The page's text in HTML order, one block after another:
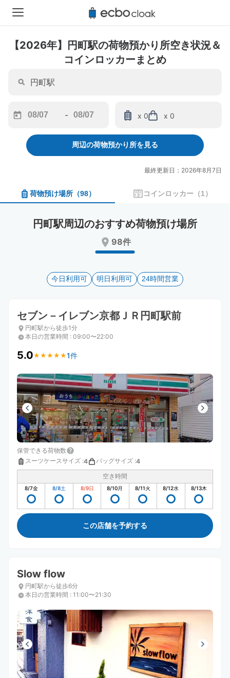
【2026年】円町駅の荷物預かり所空き状況＆
コインロッカーまとめ
forward
interact
calendar
and
date.
the
keyboard
shortcuts
for
changing
dates.
-
backward
to
interact
calendar
and
a
date.
mark
key
the
keyboard
shortcuts
for
changing
dates.
x 0 x 0
周辺の荷物預かり所を見る
最終更新日：2026年8月7日
荷物預け場所 （98） コインロッカー （1）
円町駅周辺のおすすめ荷物預け場所
98件
今日利用可 明日利用可 24時間営業
セブン－イレブン京都ＪＲ円町駅前
円町駅から徒歩1分
本日の営業時間 : 09:00〜22:00
5.0★ ★ ★ ★ ★
★ ★ ★ ★ ★1件
保管できる荷物数
スーツケースサイズ :4 バッグサイズ :4
空き時間
8/7金 8/8土 8/9日 8/10月 8/11火 8/12水 8/13木
この店舗を予約する
Slow flow
円町駅から徒歩6分
本日の営業時間 : 11:00〜21:30